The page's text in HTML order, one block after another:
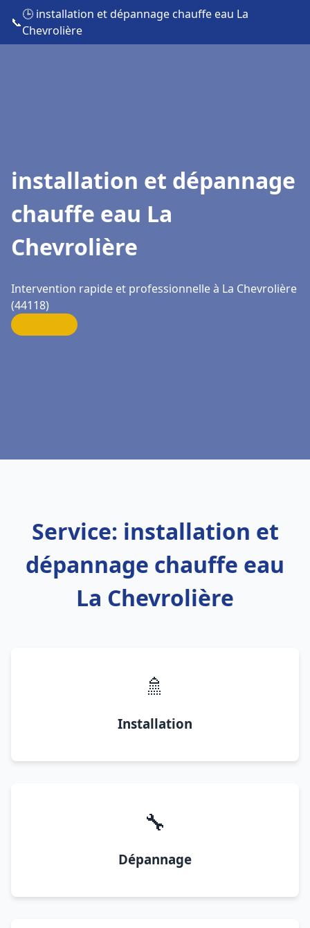
📞
🕒 installation et dépannage chauffe eau La
Chevrolière
installation et dépannage
chauffe eau La
Chevrolière
Intervention rapide et professionnelle à La Chevrolière
(44118)
Service: installation et
dépannage chauffe eau
La Chevrolière
🚿
Installation
🔧
Dépannage